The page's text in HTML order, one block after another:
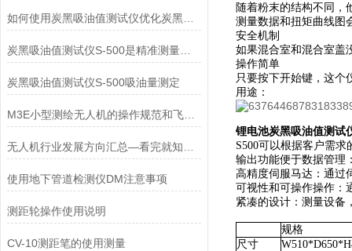
如何使用炭黑吸油值测试仪优化炭黑生产流程？
炭黑吸油值测试仪S-500是精准测量炭黑吸油值的得力助手
炭黑吸油值测试仪S-500吸油量测定
M3E小型测绘无人机的操作规范和飞行安全要求
使用地下管道检测仪DM注意事项
测距轮操作使用说明
CV-10测距笔的使用测量
随着粉末的结构不同，
测量数据和扭矩曲线图
安全机制
如果混合室和混合室盖
操作简单
只要按下开始键，这个
用途：
锂电池炭黑吸油值测试
S500可以根据客户需
输出功能便于数据管理
高精度伺服马达：通过
可视性和可操作操作：
紧凑的设计：测量设备
规格
尺寸